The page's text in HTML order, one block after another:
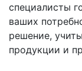
специалисты
ваших
решение,
продукции и